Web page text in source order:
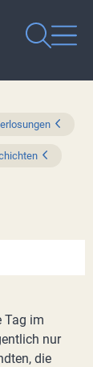
Tag im
nur
die